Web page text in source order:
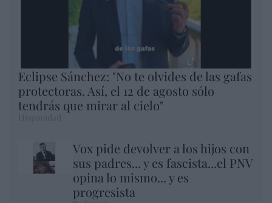
Eclipse Sánchez: "No te olvides de las gafas
protectoras. Así, el 12 de agosto sólo
tendrás que mirar al cielo"
Vox pide devolver a los hijos con
sus padres... y es fascista...el PNV
opina lo mismo... y es
progresista